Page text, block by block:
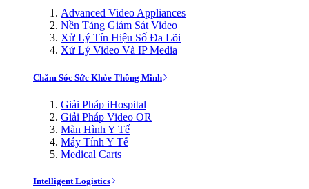
Advanced Video Appliances
Nền Tảng Giám Sát Video
Xử Lý Tín Hiệu Số Đa Lõi
Xử Lý Video Và IP Media
Chăm Sóc Sức Khỏe Thông Minh
Giải Pháp iHospital
Giải Pháp Video OR
Màn Hình Y Tế
Máy Tính Y Tế
Medical Carts
Intelligent Logistics